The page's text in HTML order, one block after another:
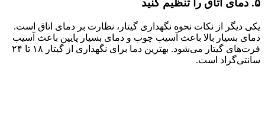
۵. دمای اتاق را تنظیم کنید
یکی دیگر از نکات نحوه نگهداری گیتار، نظارت بر دمای اتاق است.
دمای بسیار بالا باعث آسیب چوب و دمای بسیار پایین باعث آسیب
فرت‌های گیتار می‌شود. بهترین دما برای نگهداری از گیتار ۱۸ تا ۲۴
سانتی‌گراد است.